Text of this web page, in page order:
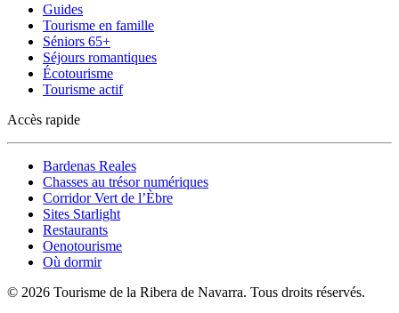
Guides
Tourisme en famille
Séniors 65+
Séjours romantiques
Écotourisme
Tourisme actif
Accès rapide
Bardenas Reales
Chasses au trésor numériques
Corridor Vert de l’Èbre
Sites Starlight
Restaurants
Oenotourisme
Où dormir
© 2026 Tourisme de la Ribera de Navarra. Tous droits réservés.